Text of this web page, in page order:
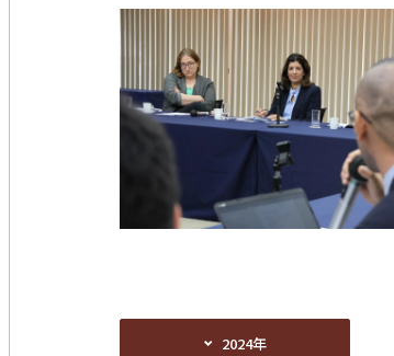
2024年